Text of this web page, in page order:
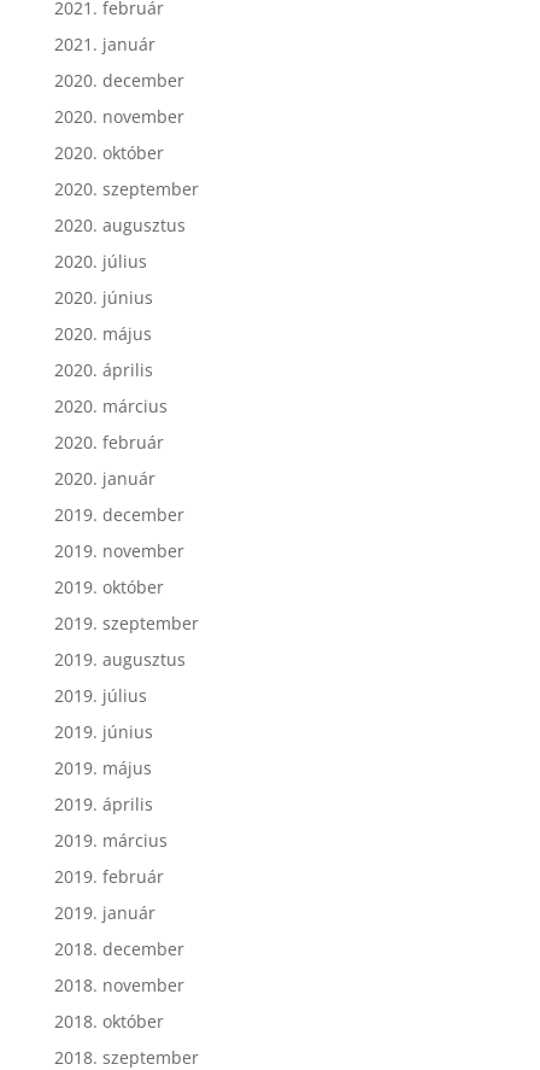
2021. február
2021. január
2020. december
2020. november
2020. október
2020. szeptember
2020. augusztus
2020. július
2020. június
2020. május
2020. április
2020. március
2020. február
2020. január
2019. december
2019. november
2019. október
2019. szeptember
2019. augusztus
2019. július
2019. június
2019. május
2019. április
2019. március
2019. február
2019. január
2018. december
2018. november
2018. október
2018. szeptember